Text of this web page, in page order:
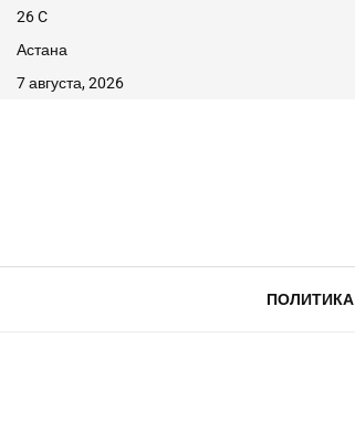
26C
Астана
7 августа, 2026
ПОЛИТИКА